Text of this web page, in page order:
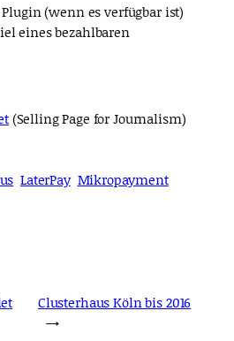
(wenn es verfügbar ist)
eines bezahlbaren
(Selling Page for Journalism)
LaterPay Mikropayment
Clusterhaus Köln bis 2016
→